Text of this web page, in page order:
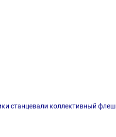
станцевали коллективный